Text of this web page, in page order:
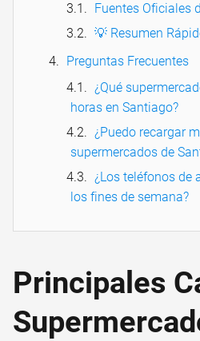
Fuentes Oficiales
💡 Resumen
Preguntas Frecuentes
¿Qué
horas en Santiago?
¿Puedo recargar
supermercados de
¿Los teléfonos de
los fines de semana?
Principales